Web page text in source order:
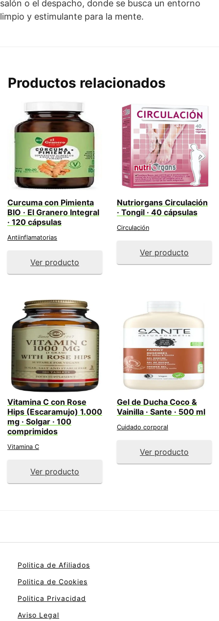
salón o el despacho, donde se busca un entorno
limpio y estimulante para la mente.
Productos relacionados
Curcuma con Pimienta
BIO · El Granero Integral
· 120 cápsulas
Antiinflamatorias
Ver producto
Nutriorgans Circulación
· Tongil · 40 cápsulas
Circulación
Ver producto
Vitamina C con Rose
Hips (Escaramujo) 1.000
mg · Solgar · 100
comprimidos
Vitamina C
Ver producto
Gel de Ducha Coco &
Vainilla · Sante · 500 ml
Cuidado corporal
Ver producto
Politica de Afiliados
Politica de Cookies
Politica Privacidad
Aviso Legal